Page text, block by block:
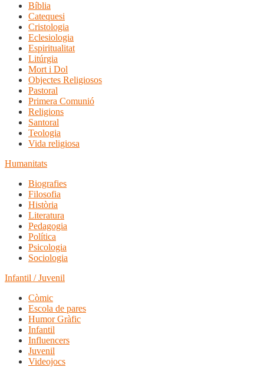
Bíblia
Catequesi
Cristologia
Eclesiologia
Espiritualitat
Litúrgia
Mort i Dol
Objectes Religiosos
Pastoral
Primera Comunió
Religions
Santoral
Teologia
Vida religiosa
Humanitats
Biografies
Filosofia
Història
Literatura
Pedagogia
Política
Psicologia
Sociologia
Infantil / Juvenil
Còmic
Escola de pares
Humor Gràfic
Infantil
Influencers
Juvenil
Videojocs